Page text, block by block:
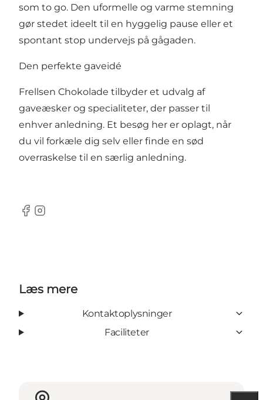
som to go. Den uformelle og varme stemning
gør stedet ideelt til en hyggelig pause eller et
spontant stop undervejs på gågaden.
Den perfekte gaveidé
Frellsen Chokolade tilbyder et udvalg af
gaveæsker og specialiteter, der passer til
enhver anledning. Et besøg her er oplagt, når
du vil forkæle dig selv eller finde en sød
overraskelse til en særlig anledning.
Facebook
Instagram
Læs mere
Kontaktoplysninger
Faciliteter